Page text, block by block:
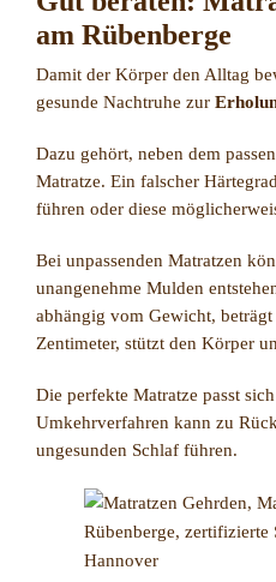
am Rübenberge
Damit der Körper den Alltag
gesunde Nachtruhe zur
Dazu gehört, neben dem
Matratze. Ein falscher
führen oder diese
Bei unpassenden Matratzen
unangenehme Mulden
abhängig vom Gewicht,
Zentimeter, stützt den Körper
Die perfekte Matratze passt
Umkehrverfahren kann zu
ungesunden Schlaf führen.